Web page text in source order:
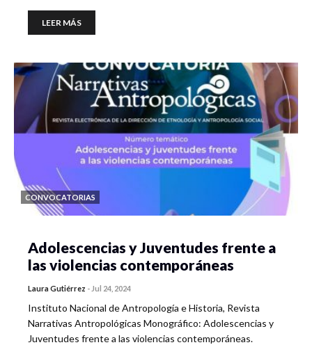
LEER MÁS
CONVOCATORIAS
Adolescencias y Juventudes frente a
las violencias contemporáneas
Laura Gutiérrez - Jul 24, 2024
Instituto Nacional de Antropología e Historia, Revista
Narrativas Antropológicas Monográfico: Adolescencias y
Juventudes frente a las violencias contemporáneas.